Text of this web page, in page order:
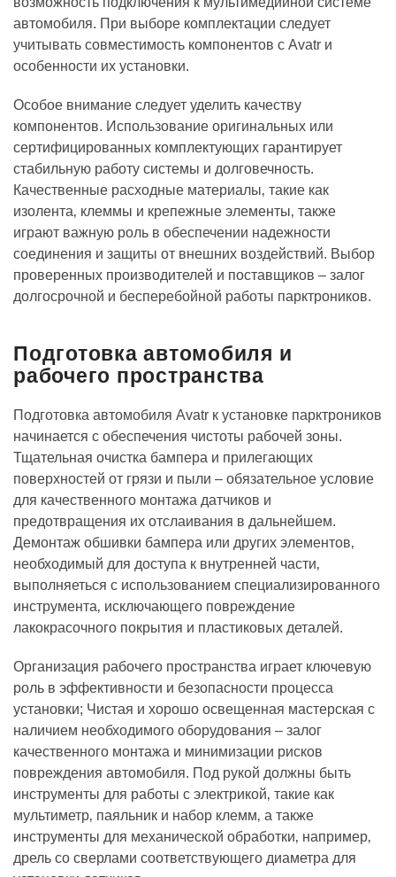
автомобиля. При выборе комплектации следует
учитывать совместимость компонентов с Avatr и
особенности их установки.
Особое внимание следует уделить качеству
компонентов. Использование оригинальных или
сертифицированных комплектующих гарантирует
стабильную работу системы и долговечность.
Качественные расходные материалы‚ такие как
изолента‚ клеммы и крепежные элементы‚ также
играют важную роль в обеспечении надежности
соединения и защиты от внешних воздействий. Выбор
проверенных производителей и поставщиков – залог
долгосрочной и бесперебойной работы парктроников.
Подготовка автомобиля и
рабочего пространства
Подготовка автомобиля Avatr к установке парктроников
начинается с обеспечения чистоты рабочей зоны.
Тщательная очистка бампера и прилегающих
поверхностей от грязи и пыли – обязательное условие
для качественного монтажа датчиков и
предотвращения их отслаивания в дальнейшем.
Демонтаж обшивки бампера или других элементов‚
необходимый для доступа к внутренней части‚
выполняеться с использованием специализированного
инструмента‚ исключающего повреждение
лакокрасочного покрытия и пластиковых деталей.
Организация рабочего пространства играет ключевую
роль в эффективности и безопасности процесса
установки; Чистая и хорошо освещенная мастерская с
наличием необходимого оборудования – залог
качественного монтажа и минимизации рисков
повреждения автомобиля. Под рукой должны быть
инструменты для работы с электрикой‚ такие как
мультиметр‚ паяльник и набор клемм‚ а также
инструменты для механической обработки‚ например‚
дрель со сверлами соответствующего диаметра для